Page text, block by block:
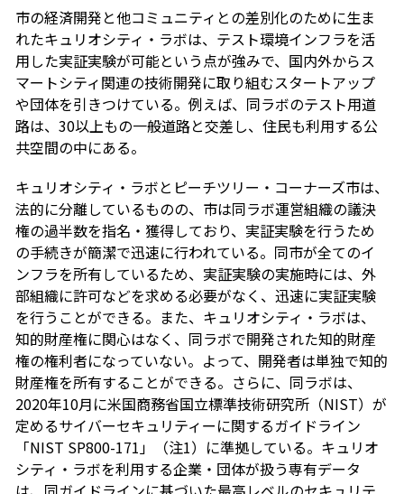
市の経済開発と他コミュニティとの差別化のために生ま
れたキュリオシティ・ラボは、テスト環境インフラを活
用した実証実験が可能という点が強みで、国内外からス
マートシティ関連の技術開発に取り組むスタートアップ
や団体を引きつけている。例えば、同ラボのテスト用道
路は、30以上もの一般道路と交差し、住民も利用する公
共空間の中にある。
キュリオシティ・ラボとピーチツリー・コーナーズ市は、
法的に分離しているものの、市は同ラボ運営組織の議決
権の過半数を指名・獲得しており、実証実験を行うため
の手続きが簡潔で迅速に行われている。同市が全てのイ
ンフラを所有しているため、実証実験の実施時には、外
部組織に許可などを求める必要がなく、迅速に実証実験
を行うことができる。また、キュリオシティ・ラボは、
知的財産権に関心はなく、同ラボで開発された知的財産
権の権利者になっていない。よって、開発者は単独で知的
財産権を所有することができる。さらに、同ラボは、
2020年10月に米国商務省国立標準技術研究所（NIST）が
定めるサイバーセキュリティーに関するガイドライン
「NIST SP800-171」（注1）に準拠している。キュリオ
シティ・ラボを利用する企業・団体が扱う専有データ